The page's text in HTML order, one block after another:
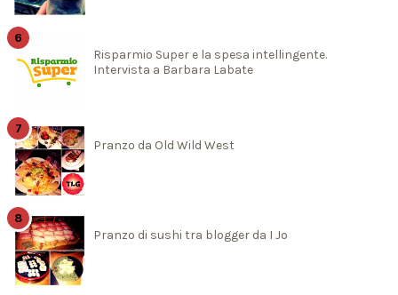
Risparmio Super e la spesa intellingente.
Intervista a Barbara Labate
Pranzo da Old Wild West
Pranzo di sushi tra blogger da I Jo